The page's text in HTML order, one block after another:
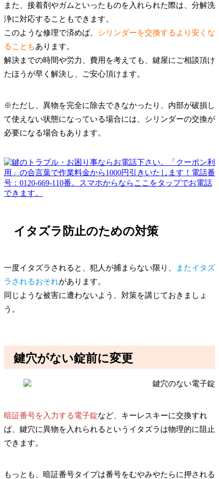
また、接着剤やガムといったものを入れられた際は、分解洗
浄に対応することもできます。
このような修理で済めば、
シリンダーを交換するより安くな
ることもあります。
解決までの時間や労力、費用を考えても、鍵屋にご相談頂け
たほうが早く解決し、ご安心頂けます。
※ただし、異物を完全に除去できなかったり、内部が破損し
て使えない状態になっている場合には、シリンダーの交換が
必要になる場合もあります。
イタズラ防止のための対策
一度イタズラされると、犯人が捕まらない限り、
またイタズ
ラされるおそれがあります。
同じような被害に遭わないよう、対策を講じておきましょ
う。
鍵穴がない錠前に変更
暗証番号を入力する電子錠など、キーレスキーに交換すれ
ば、鍵穴に異物を入れられるというイタズラは物理的に阻止
できます。
もっとも、暗証番号タイプは番号をむやみやたらに押される